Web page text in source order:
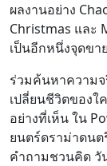
ผลงานอย่าง
Christmas และ
เป็นอีกหนึ่งจุดขา
ร่วมค้นหาความจ
เปลี่ยนชีวิตของใ
อย่างที่เห็น ใน
ยนตร์ดราม่าดน
คำถามชวนคิด วั